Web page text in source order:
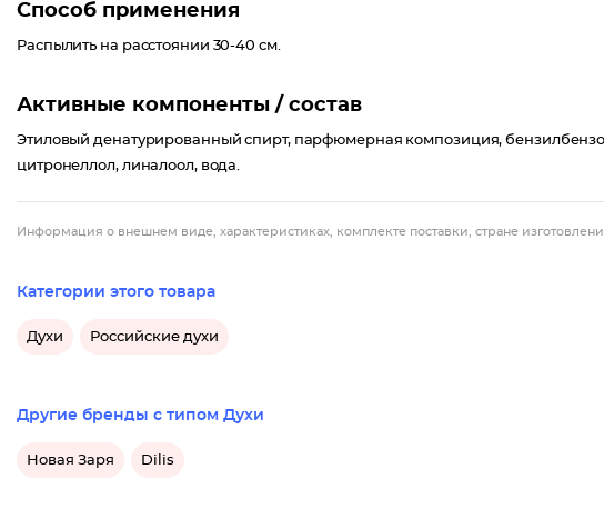
Способ применения
Распылить на расстоянии 30-40 см.
Активные компоненты / состав
Этиловый денатурированный спирт, парфюмерная композиция,
цитронеллол, линалоол, вода.
Информация о внешнем виде, характеристиках, комплекте поставки, стране
Категории этого товара
Духи Российские духи
Другие бренды с типом Духи
Новая Заря Dilis